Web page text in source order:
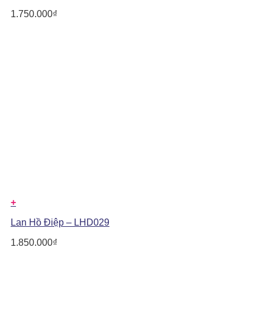
1.750.000₫
+
Lan Hồ Điệp – LHD029
1.850.000₫